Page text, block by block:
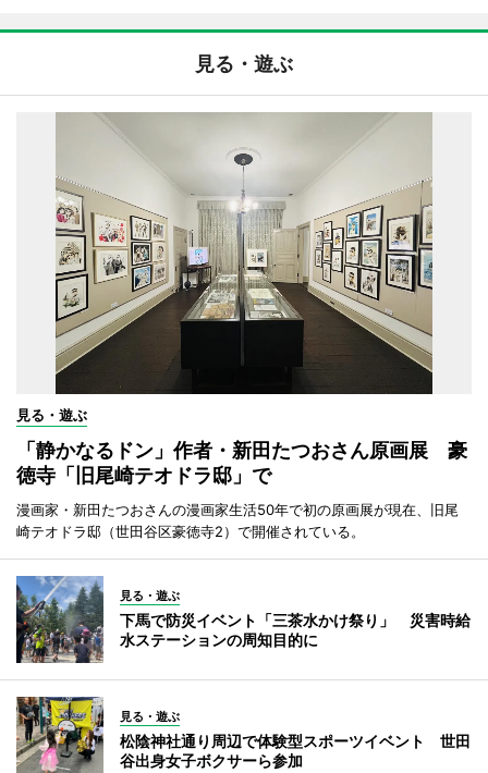
見る・遊ぶ
見る・遊ぶ
「静かなるドン」作者・新田たつおさん原画展 豪
徳寺「旧尾崎テオドラ邸」で
漫画家・新田たつおさんの漫画家生活50年で初の原画展が現在、旧尾
崎テオドラ邸（世田谷区豪徳寺2）で開催されている。
見る・遊ぶ
下馬で防災イベント「三茶水かけ祭り」 災害時給
水ステーションの周知目的に
見る・遊ぶ
松陰神社通り周辺で体験型スポーツイベント 世田
谷出身女子ボクサーら参加